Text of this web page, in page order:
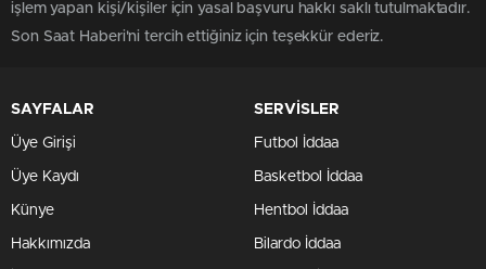
işlem yapan kişi/kişiler için yasal başvuru hakkı saklı tutulmaktadır.
Son Saat Haberi'ni tercih ettiğiniz için teşekkür ederiz.
SAYFALAR
Üye Girişi
Üye Kaydı
Künye
Hakkımızda
SERVİSLER
Futbol İddaa
Basketbol İddaa
Hentbol İddaa
Bilardo İddaa